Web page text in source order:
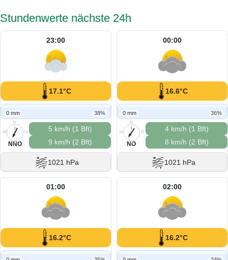
Stundenwerte nächste 24h
23:00
17.1°C
0 mm 38%
N
O
S
W
NNO
5 km/h (1 Bft)
9 km/h (2 Bft)
1021 hPa
00:00
16.6°C
0 mm 36%
N
O
S
W
NO
4 km/h (1 Bft)
8 km/h (2 Bft)
1021 hPa
01:00
16.2°C
02:00
16.2°C